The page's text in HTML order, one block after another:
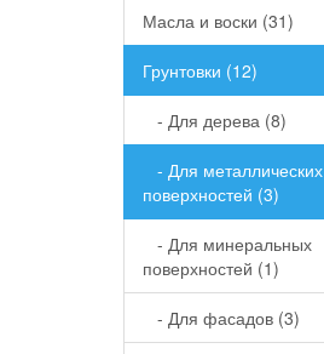
Масла и воски (31)
Грунтовки (12)
- Для дерева (8)
- Для металлических
поверхностей (3)
- Для минеральных
поверхностей (1)
- Для фасадов (3)